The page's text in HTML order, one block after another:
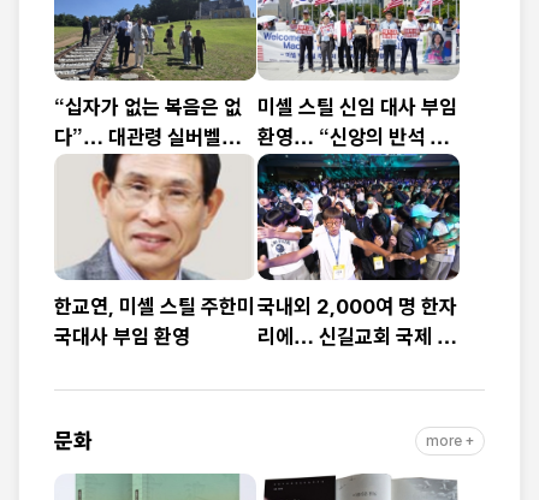
“십자가 없는 복음은 없
다”… 대관령 실버벨교
회 김은호 목사 특별초청
미셸 스틸 신임 대사 부임
환영… “신앙의 반석 위
에 한미동맹 새 도약 기
대”
한교연, 미셸 스틸 주한미
국대사 부임 환영
국내외 2,000여 명 한자
리에… 신길교회 국제 청
성료
문화 more +